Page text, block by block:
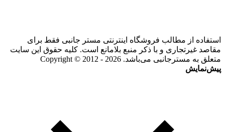
استفاده از مطالب فروشگاه اینترنتی مستر جانبی فقط برای
مقاصد غیرتجاری و با ذکر منبع بلامانع است. کلیه حقوق این سایت
متعلق به مسترجانبی می‌باشد. Copyright © 2012 - 2026
پیش‌نمایش